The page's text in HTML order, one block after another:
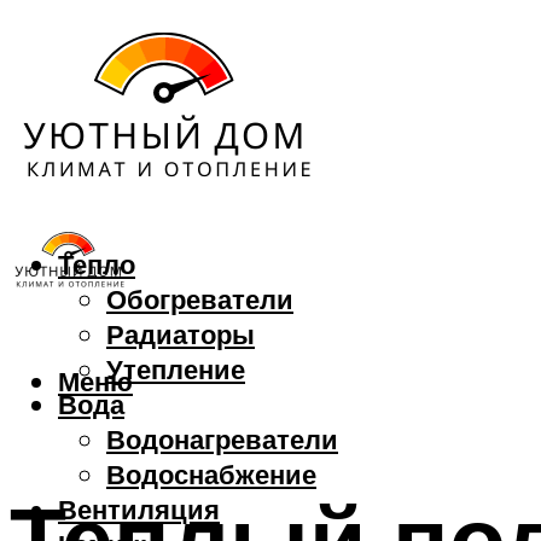
Тепло
Обогреватели
Радиаторы
Утепление
Вода
Водонагреватели
Водоснабжение
Вентиляция
Меню